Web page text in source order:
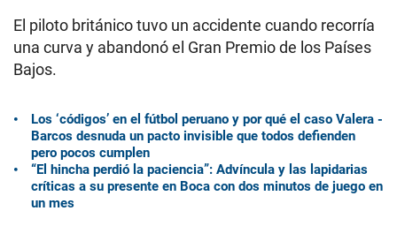
El piloto británico tuvo un accidente cuando recorría
una curva y abandonó el Gran Premio de los Países
Bajos.
Los ‘códigos’ en el fútbol peruano y por qué el caso Valera -
Barcos desnuda un pacto invisible que todos defienden
pero pocos cumplen
“El hincha perdió la paciencia”: Advíncula y las lapidarias
críticas a su presente en Boca con dos minutos de juego en
un mes